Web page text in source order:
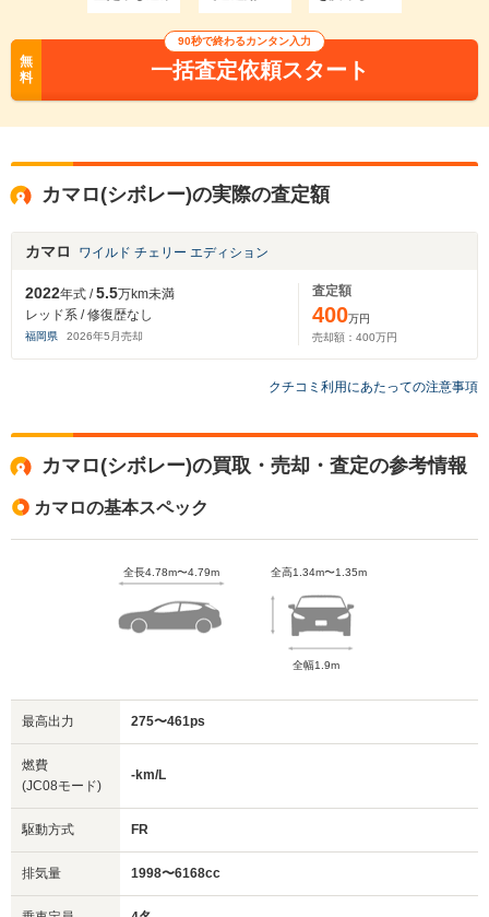
無
料
90秒で終わるカンタン入力
一括査定依頼スタート
カマロ(シボレー)の実際の査定額
カマロ ワイルド チェリー エディション
2022年式 /5.5万km未満
レッド系 / 修復歴なし
福岡県 2026年5 月売却
査定額
400万円
売却額： 400万円
クチコミ利用にあたっての注意事項
カマロ(シボレー)の買取・売却・査定の参考情報
カマロの基本スペック
全長4.78m〜4.79m 全高1.34m〜1.35m
全幅1.9m
最高出力 275〜461ps
燃費
(JC08モード)
-km/L
駆動方式 FR
排気量 1998〜6168cc